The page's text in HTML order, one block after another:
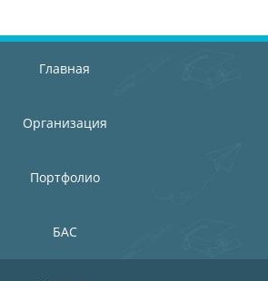
Главная
Организация
Портфолио
БАС